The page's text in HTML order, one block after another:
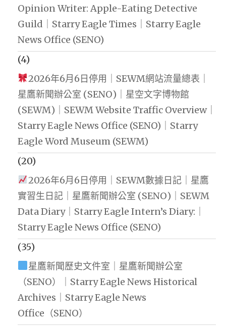
Opinion Writer: Apple-Eating Detective
Guild｜Starry Eagle Times｜Starry Eagle
News Office (SENO)
(4)
2026年6月6日停用｜SEWM網站流量總表｜
星鷹新聞辦公室 (SENO)｜星空文字博物館
(SEWM)｜SEWM Website Traffic Overview｜
Starry Eagle News Office (SENO)｜Starry
Eagle Word Museum (SEWM)
(20)
2026年6月6日停用｜SEWM數據日記｜星鷹
實習生日記｜星鷹新聞辦公室 (SENO)｜SEWM
Data Diary｜Starry Eagle Intern’s Diary:｜
Starry Eagle News Office (SENO)
(35)
星鷹新聞歷史文件室｜星鷹新聞辦公室
（SENO）｜Starry Eagle News Historical
Archives｜Starry Eagle News
Office（SENO）